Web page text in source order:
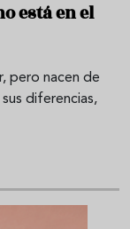
está en el
pero nacen de
diferencias,